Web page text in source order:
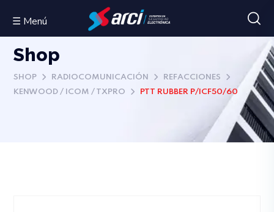
☰ Menú
Shop
SHOP RADIOCOMUNICACIÓN
REFACCIONES
KENWOOD / ICOM / TXPRO
PTT RUBBER P/ICF50/60